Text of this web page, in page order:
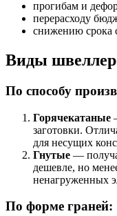
прогибам и
перерасходу
снижению срока
Виды
По способу
Горячекатаные
заготовки.
для несущих
Гнутые —
дешевле, но
ненагруженных
По форме граней: